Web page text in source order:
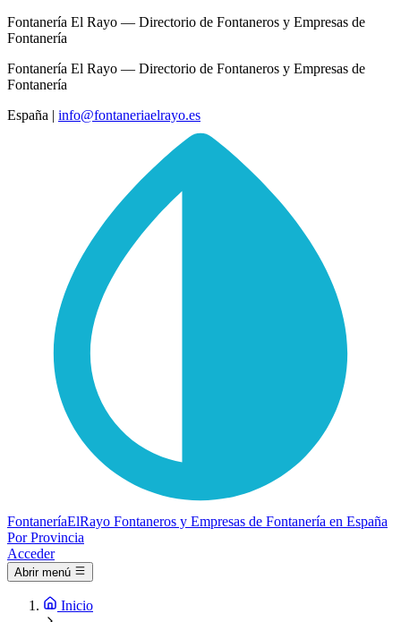
Fontanería El Rayo — Directorio de Fontaneros y Empresas de
Fontanería
Fontanería El Rayo — Directorio de Fontaneros y Empresas de
Fontanería
España | info@fontaneriaelrayo.es
FontaneríaElRayo Fontaneros y Empresas de Fontanería en España
Por Provincia
Acceder
Abrir menú
Inicio